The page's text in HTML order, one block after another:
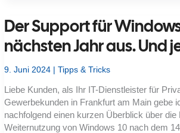
an.
Aber
wie?
Der Support für
nächsten Jahr aus. Und
9. Juni 2024 |Tipps & Tricks
Liebe Kunden, als Ihr IT-Dienstleister für
Gewerbekunden in Frankfurt am Main gebe
nachfolgend einen kurzen Überblick über
Weiternutzung von Windows 10 nach dem